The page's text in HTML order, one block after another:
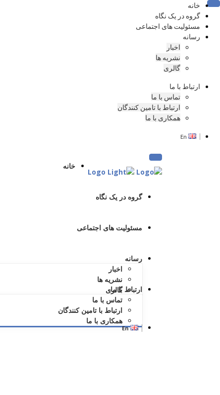
Toggle navigation
خانه
گروه در یک نگاه
مسئولیت های اجتماعی
رسانه
اخبار
نشریه ها
گالری
ارتباط با ما
تماس با ما
ارتباط با تامین کنندگان
همکاری با ما
En
Toggle navigation خانه
گروه در یک نگاه
مسئولیت های اجتماعی
رسانه
اخبار
نشریه ها
گالری
ارتباط با ما
تماس با ما
ارتباط با تامین کنندگان
همکاری با ما
En